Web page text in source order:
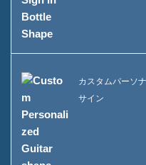
カスタムパーソ
サイン